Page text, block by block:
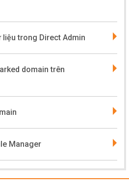
trong Direct Admin
domain trên
Manager